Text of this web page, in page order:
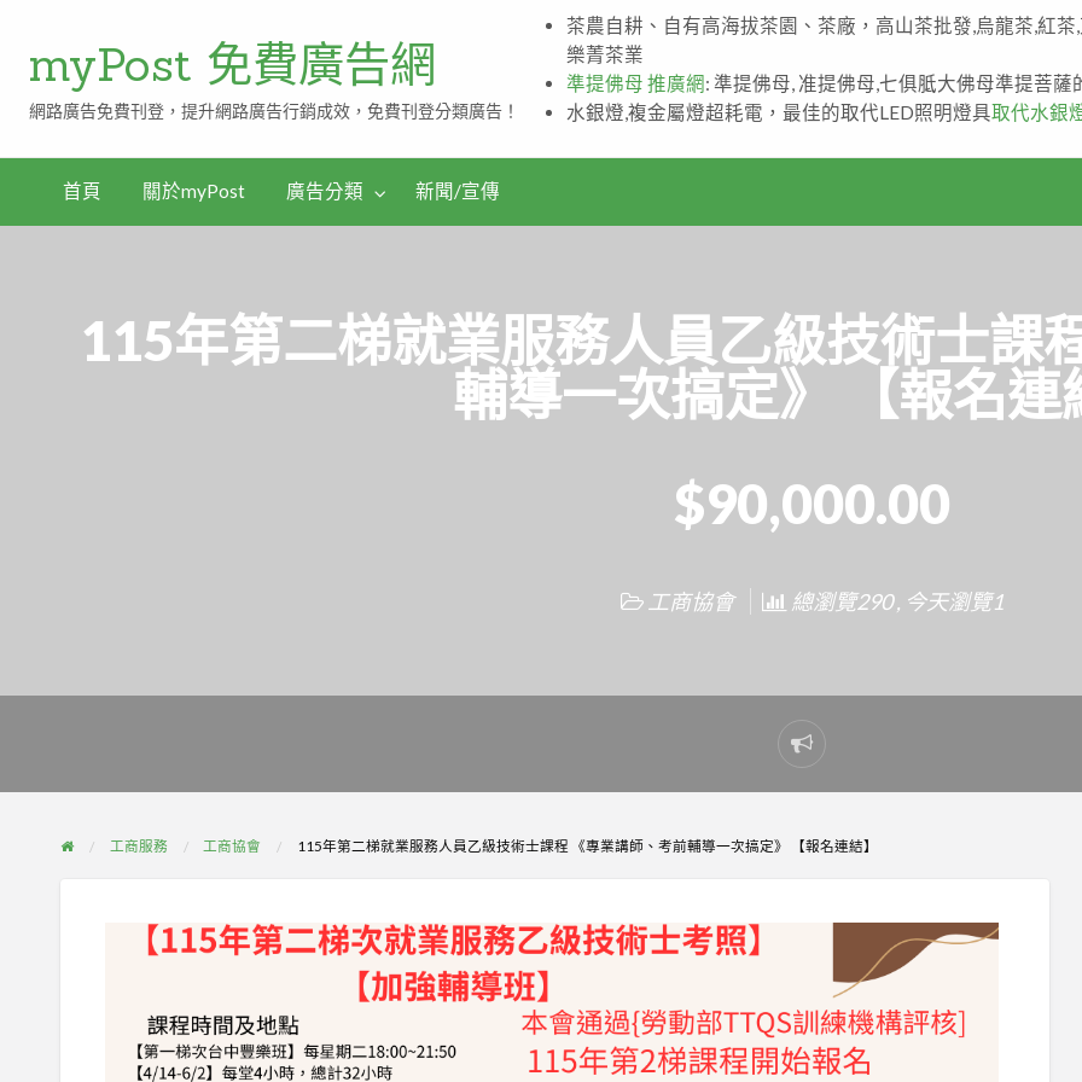
myPost 免費廣告網
網路廣告免費刊登，提升網路廣告行銷成效，免費刊登分類廣告！
茶農自耕、自有高海拔茶園、茶廠，高山茶批發,烏龍茶,紅茶
樂菁茶業
準提佛母 推廣網: 準提佛母, 准提佛母,七俱胝大佛母準提菩薩
水銀燈,複金屬燈超耗電，最佳的取代LED照明燈具取代水銀
首頁 關於myPost 廣告分類 新聞/宣傳
115年第二梯就業服務人員乙級技術士課
輔導一次搞定》 【報名連
$90,000.00
工商協會 總瀏覽290 , 今天瀏覽1
Report
problem
工商服務 工商協會 115年第二梯就業服務人員乙級技術士課程 《專業講師、考前輔導一次搞定》 【報名連結】